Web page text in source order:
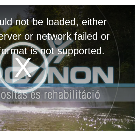
görög
español
francia
héber
magyar
olasz
japán
not be loaded, either
or network failed or
is not supported.